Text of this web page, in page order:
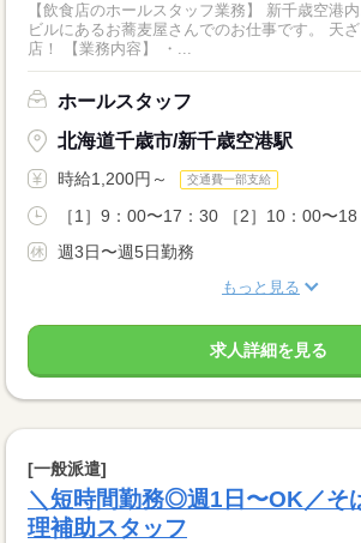
【飲食店のホールスタッフ業務】 新千歳空港
ビルにあるお蕎麦屋さんでのお仕事です。 天
店！ 【業務内容】 ・...
ホールスタッフ
北海道千歳市/新千歳空港駅
時給1,200円～ 交通費一部支給
［1］9：00〜17：30 ［2］10：00〜
週3日〜週5日勤務
もっと見る
求人詳細を見る
[一般派遣]
＼短時間勤務◎週1日〜OK／そ
理補助スタッフ